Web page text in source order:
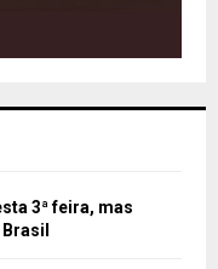
3ª feira, mas